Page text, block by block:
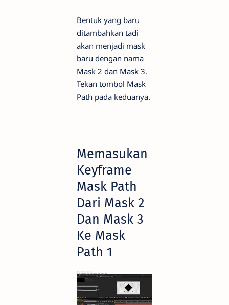
Bentuk yang baru
ditambahkan tadi
akan menjadi mask
baru dengan nama
Mask 2 dan Mask 3.
Tekan tombol Mask
Path pada keduanya.
Memasukan
Keyframe
Mask Path
Dari Mask 2
Dan Mask 3
Ke Mask
Path 1